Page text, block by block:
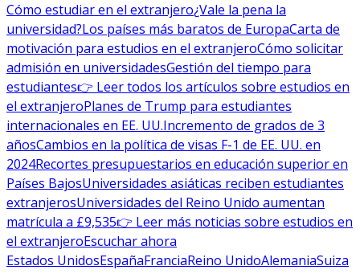
Cómo estudiar en el extranjero¿Vale la pena la
universidad?Los países más baratos de EuropaCarta de
motivación para estudios en el extranjeroCómo solicitar
admisión en universidadesGestión del tiempo para
estudiantes👉 Leer todos los artículos sobre estudios en
el extranjeroPlanes de Trump para estudiantes
internacionales en EE. UU.Incremento de grados de 3
añosCambios en la política de visas F-1 de EE. UU. en
2024Recortes presupuestarios en educación superior en
Países BajosUniversidades asiáticas reciben estudiantes
extranjerosUniversidades del Reino Unido aumentan
matrícula a £9,535👉 Leer más noticias sobre estudios en
el extranjeroEscuchar ahora
Estados UnidosEspañaFranciaReino UnidoAlemaniaSuiza